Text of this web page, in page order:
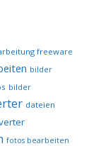
freeware
bilder
bilder
dateien
fotos bearbeiten